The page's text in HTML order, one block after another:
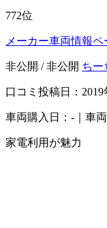
772位
メーカー車両情報ペ
非公開 / 非公開 ちー
口コミ投稿日：2019
車両購入日：-｜車
家電利用が魅力